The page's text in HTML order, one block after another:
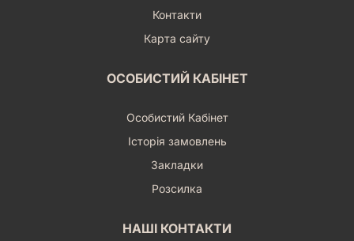
Контакти
Карта сайту
ОСОБИСТИЙ КАБІНЕТ
Особистий Кабінет
Історія замовлень
Закладки
Розсилка
НАШІ КОНТАКТИ